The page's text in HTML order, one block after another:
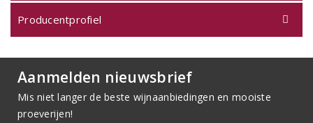
Producentprofiel
Aanmelden nieuwsbrief
Mis niet langer de beste wijnaanbiedingen en mooiste
proeverijen!